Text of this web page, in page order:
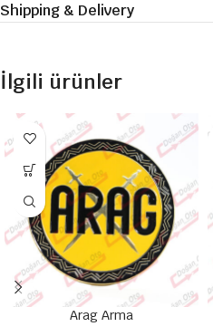
Shipping & Delivery
İlgili ürünler
Arag Arma